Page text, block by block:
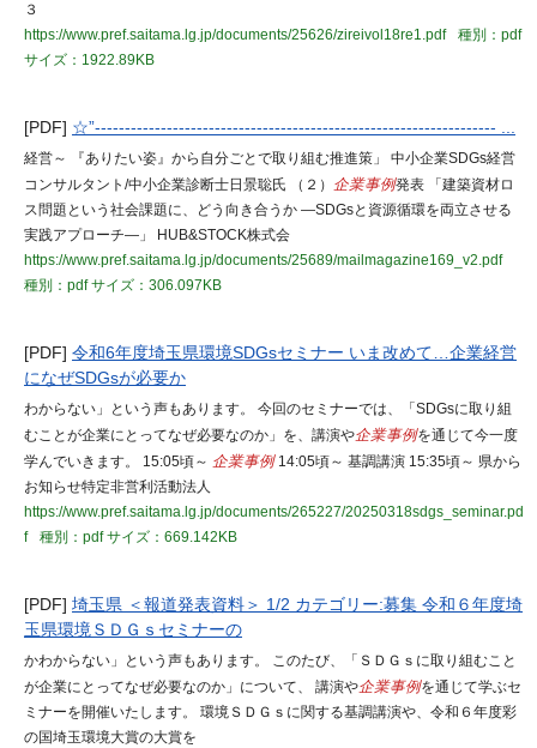
３
https://www.pref.saitama.lg.jp/documents/25626/zireivol18re1.pdf
種別：pdf
サイズ：1922.89KB
[PDF] ☆”------------------------------------------------------------------- ...
経営～ 『ありたい姿』から自分ごとで取り組む推進策」 中小企業SDGs経営
コンサルタント/中小企業診断士日景聡氏 （２） 企業事例発表 「建築資材ロ
ス問題という社会課題に、どう向き合うか ―SDGsと資源循環を両立させる
実践アプローチ―」 HUB&STOCK株式会
https://www.pref.saitama.lg.jp/documents/25689/mailmagazine169_v2.pdf
種別：pdfサイズ：306.097KB
[PDF] 令和6年度埼玉県環境SDGsセミナー いま改めて…企業経営
になぜSDGsが必要か
わからない」という声もあります。 今回のセミナーでは、「SDGsに取り組
むことが企業にとってなぜ必要なのか」を、講演や企業事例を通じて今一度
学んでいきます。 15:05頃～ 企業事例14:05頃～ 基調講演 15:35頃～ 県から
お知らせ特定非営利活動法人
https://www.pref.saitama.lg.jp/documents/265227/20250318sdgs_seminar.pd
f
種別：pdfサイズ：669.142KB
[PDF] 埼玉県 ＜報道発表資料＞ 1/2 カテゴリー:募集 令和６年度埼
玉県環境ＳＤＧｓセミナーの
かわからない」という声もあります。 このたび、「ＳＤＧｓに取り組むこと
が企業にとってなぜ必要なのか」について、 講演や企業事例を通じて学ぶセ
ミナーを開催いたします。 環境ＳＤＧｓに関する基調講演や、令和６年度彩
の国埼玉環境大賞の大賞を